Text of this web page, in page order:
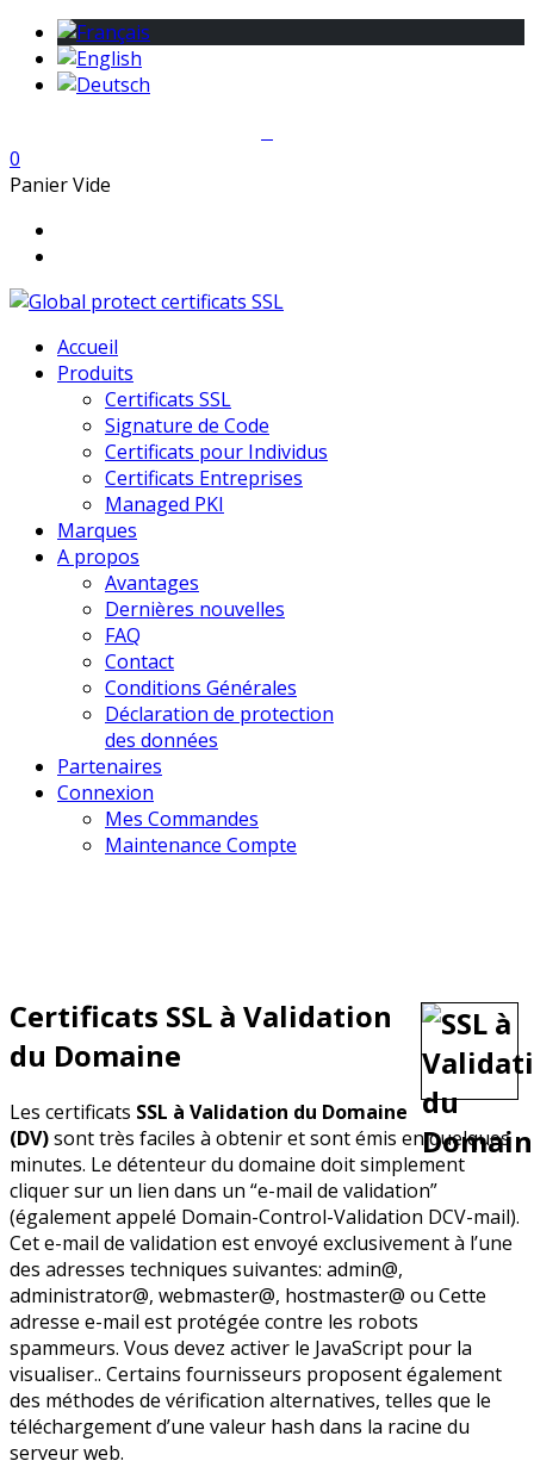
0
Panier Vide
Accueil
Produits
Certificats SSL
Signature de Code
Certificats pour Individus
Certificats Entreprises
Managed PKI
Marques
A propos
Avantages
Dernières nouvelles
FAQ
Contact
Conditions Générales
Déclaration de protection
des données
Partenaires
Connexion
Mes Commandes
Maintenance Compte
Certificats SSL à Validation
du Domaine
Les certificats SSL à Validation du Domaine
(DV)sont très faciles à obtenir et sont émis en quelques
minutes. Le détenteur du domaine doit simplement
cliquer sur un lien dans un “e-mail de validation”
(également appelé Domain-Control-Validation DCV-mail).
Cet e-mail de validation est envoyé exclusivement à l’une
des adresses techniques suivantes: admin@,
administrator@, webmaster@, hostmaster@ ou Cette
adresse e-mail est protégée contre les robots
spammeurs. Vous devez activer le JavaScript pour la
visualiser.. Certains fournisseurs proposent également
des méthodes de vérification alternatives, telles que le
téléchargement d’une valeur hash dans la racine du
serveur web.